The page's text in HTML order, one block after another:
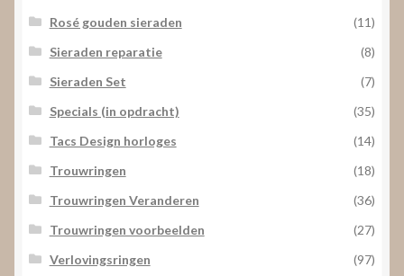
Rosé gouden sieraden
(11)
Sieraden reparatie
(8)
Sieraden Set
(7)
Specials (in opdracht)
(35)
Tacs Design horloges
(14)
Trouwringen
(18)
Trouwringen Veranderen
(36)
Trouwringen voorbeelden
(27)
Verlovingsringen
(97)